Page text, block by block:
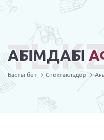
АҒЫМДАҒЫ
Басты бет Спектакльдер